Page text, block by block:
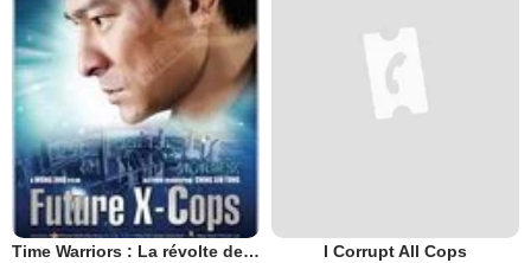
Time Warriors : La révolte des mutants I Corrupt All Cops